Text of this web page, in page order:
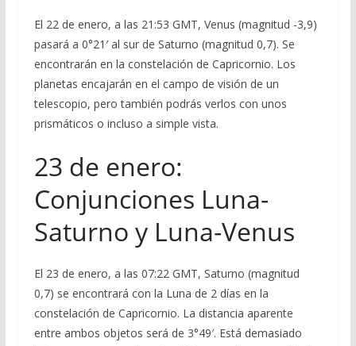
El 22 de enero, a las 21:53 GMT, Venus (magnitud -3,9)
pasará a 0°21′ al sur de Saturno (magnitud 0,7). Se
encontrarán en la constelación de Capricornio. Los
planetas encajarán en el campo de visión de un
telescopio, pero también podrás verlos con unos
prismáticos o incluso a simple vista.
23 de enero:
Conjunciones Luna-
Saturno y Luna-Venus
El 23 de enero, a las 07:22 GMT, Saturno (magnitud
0,7) se encontrará con la Luna de 2 días en la
constelación de Capricornio. La distancia aparente
entre ambos objetos será de 3°49′. Está demasiado